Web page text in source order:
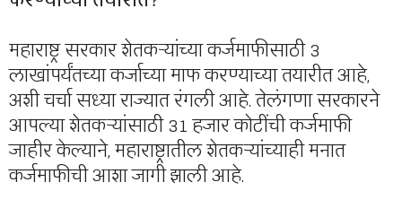
महाराष्ट्र सरकार शेतकऱ्यांच्या कर्जमाफीसाठी 3
लाखांपर्यंतच्या कर्जाच्या माफ करण्याच्या तयारीत आहे,
अशी चर्चा सध्या राज्यात रंगली आहे. तेलंगणा सरकारने
आपल्या शेतकऱ्यांसाठी 31 हजार कोटींची कर्जमाफी
जाहीर केल्याने, महाराष्ट्रातील शेतकऱ्यांच्याही मनात
कर्जमाफीची आशा जागी झाली आहे.